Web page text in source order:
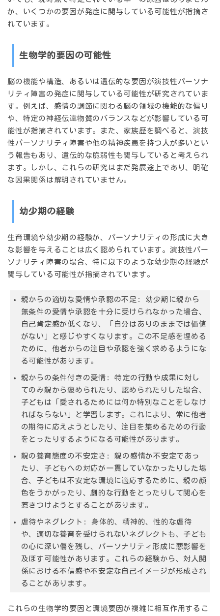
が、いくつかの要因が発症に関与している可能性が指摘さ
れています。
生物学的要因の可能性
脳の機能や構造、あるいは遺伝的な要因が演技性パーソナ
リティ障害の発症に関与している可能性が研究されていま
す。例えば、感情の調節に関わる脳の領域の機能的な偏り
や、特定の神経伝達物質のバランスなどが影響している可
能性が指摘されています。また、家族歴を調べると、演技
性パーソナリティ障害や他の精神疾患を持つ人が多いとい
う報告もあり、遺伝的な脆弱性も関与していると考えられ
ます。しかし、これらの研究はまだ発展途上であり、明確
な因果関係は解明されていません。
幼少期の経験
生育環境や幼少期の経験が、パーソナリティの形成に大き
な影響を与えることは広く認められています。演技性パー
ソナリティ障害の場合、特に以下のような幼少期の経験が
関与している可能性が指摘されています。
親からの適切な愛情や承認の不足:
幼少期に親から
無条件の愛情や承認を十分に受けられなかった場合、
自己肯定感が低くなり、「自分はありのままでは価値
がない」と感じやすくなります。この不足感を埋める
ために、他者からの注目や承認を強く求めるようにな
る可能性があります。
親からの条件付きの愛情:
特定の行動や成果に対し
てのみ親から褒められたり、認められたりした場合、
子どもは「愛されるためには何か特別なことをしなけ
ればならない」と学習します。これにより、常に他者
の期待に応えようとしたり、注目を集めるための行動
をとったりするようになる可能性があります。
親の養育態度の不安定さ:
親の感情が不安定であっ
たり、子どもへの対応が一貫していなかったりした場
合、子どもは不安定な環境に適応するために、親の顔
色をうかがったり、劇的な行動をとったりして関心を
惹きつけようとすることがあります。
虐待やネグレクト:
身体的、精神的、性的な虐待
や、適切な養育を受けられないネグレクトも、子ども
の心に深い傷を残し、パーソナリティ形成に悪影響を
及ぼす可能性があります。これらの経験から、対人関
係における不信感や不安定な自己イメージが形成され
ることがあります。
これらの生物学的要因と環境要因が複雑に相互作用するこ